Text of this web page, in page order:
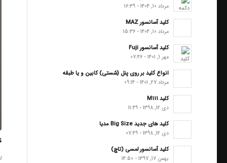
۶
مرداد 10, 1404 - 16:39
کلید آسانسور MAZ
مرداد 10, 1404 - 15:36
کلید آسانسور Fuji
مهر 1, 1401 - 07:46
انواع کلید بر روی پنل (شستی) کابین و یا طبقه
مرداد 27, 1401 - 09:14
کلید M111
دی 12, 1398 - 11:49
کلید های جدید Big Size مدیا
دی 12, 1398 - 07:49
کلید آسانسور لمسی (تاچ)
بهمن 17, 1397 - 14:50